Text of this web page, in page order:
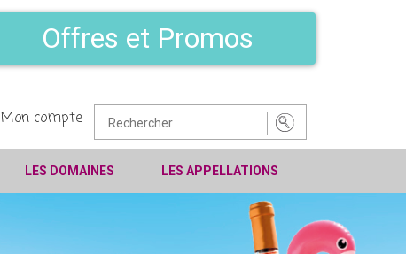
Offres et Promos
Mon compte
LES DOMAINES LES APPELLATIONS